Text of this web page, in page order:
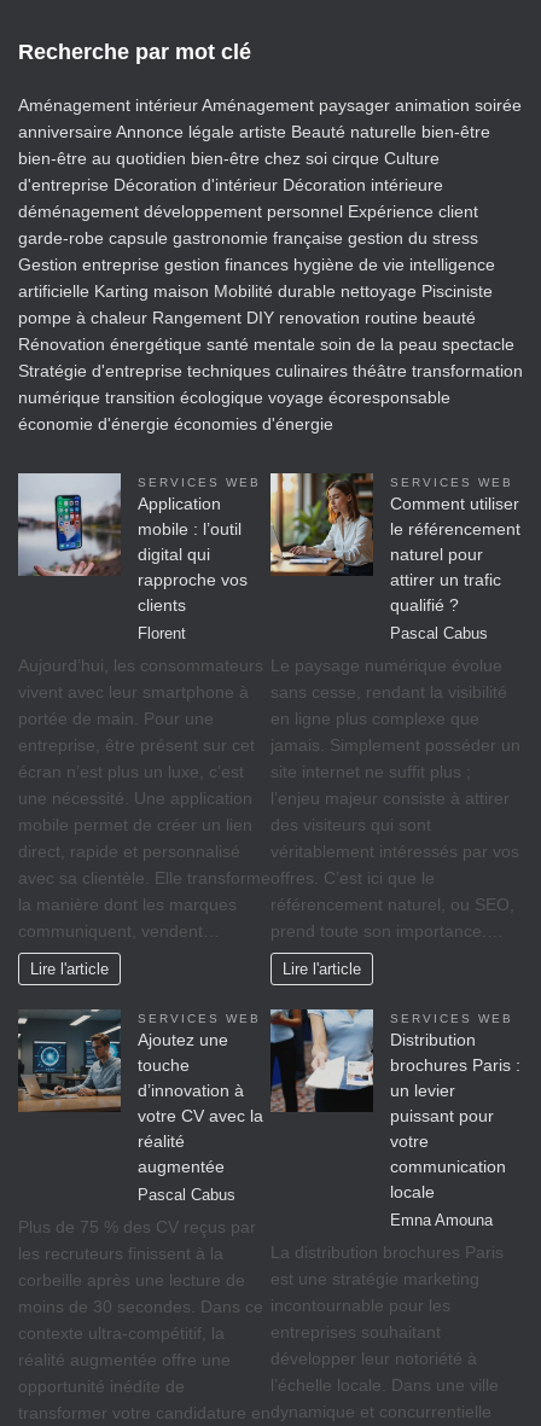
Recherche par mot clé
Aménagement intérieurAménagement paysager animation soirée
anniversaire Annonce légale artiste Beauté naturelle bien-être
bien-être au quotidien bien-être chez soi cirque Culture
d'entreprise Décoration d'intérieur Décoration intérieure
déménagement développement personnel Expérience client
garde-robe capsule gastronomie française gestion du stress
Gestion entreprise gestion finances hygiène de vie intelligence
artificielle Karting maison Mobilité durable nettoyage Pisciniste
pompe à chaleur Rangement DIY renovation routine beauté
Rénovation énergétique santé mentale soin de la peau spectacle
Stratégie d'entreprise techniques culinaires théâtre transformation
numérique transition écologique voyage écoresponsable
économie d'énergie économies d'énergie
SERVICES WEB
Application
mobile : l’outil
digital qui
rapproche vos
clients
Florent
Aujourd’hui, les consommateurs
vivent avec leur smartphone à
portée de main. Pour une
entreprise, être présent sur cet
écran n’est plus un luxe, c’est
une nécessité. Une application
mobile permet de créer un lien
direct, rapide et personnalisé
avec sa clientèle. Elle transforme
la manière dont les marques
communiquent, vendent…
Lire l'article
SERVICES WEB
Comment utiliser
le référencement
naturel pour
attirer un trafic
qualifié ?
Pascal Cabus
Le paysage numérique évolue
sans cesse, rendant la visibilité
en ligne plus complexe que
jamais. Simplement posséder un
site internet ne suffit plus ;
l’enjeu majeur consiste à attirer
des visiteurs qui sont
véritablement intéressés par vos
offres. C’est ici que le
référencement naturel, ou SEO,
prend toute son importance.…
Lire l'article
SERVICES WEB
Ajoutez une
touche
d’innovation à
votre CV avec la
réalité
augmentée
Pascal Cabus
Plus de 75 % des CV reçus par
les recruteurs finissent à la
corbeille après une lecture de
moins de 30 secondes. Dans ce
contexte ultra-compétitif, la
réalité augmentée offre une
opportunité inédite de
transformer votre candidature en
SERVICES WEB
Distribution
brochures Paris :
un levier
puissant pour
votre
communication
locale
Emna Amouna
La distribution brochures Paris
est une stratégie marketing
incontournable pour les
entreprises souhaitant
développer leur notoriété à
l’échelle locale. Dans une ville
dynamique et concurrentielle